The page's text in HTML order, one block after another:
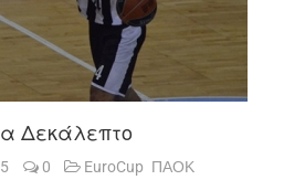
Δεκάλεπτο
0 EuroCup ΠΑΟΚ